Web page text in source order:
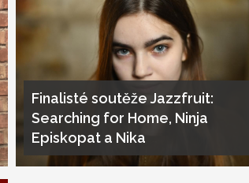
Finalisté soutěže Jazzfruit:
Searching for Home, Ninja
Episkopat a Nika